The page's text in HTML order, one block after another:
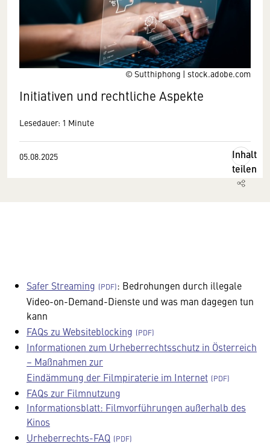
© Sutthiphong | stock.adobe.com
Initiativen und rechtliche Aspekte
Lesedauer: 1 Minute
05.08.2025
Inhalt
teilen
Safer Streaming
: Bedrohungen durch illegale
Video-on-Demand-Dienste und was man dagegen tun
kann
FAQs zu Websiteblocking
Informationen zum Urheberrechtsschutz in Österreich
– Maßnahmen zur
Eindämmung der Filmpiraterie im Internet
FAQs zur Filmnutzung
Informationsblatt: Filmvorführungen außerhalb des
Kinos
Urheberrechts-FAQ